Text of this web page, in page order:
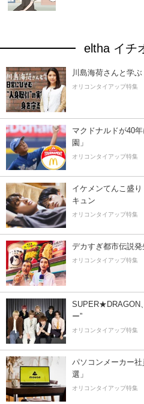
eltha イチ
川島海荷さんと学
オリコンタイアップ特集
マクドナルドが40
園」
オリコンタイアップ特集
イケメンてんこ盛
キュン
オリコンタイアップ特集
デカすぎ都市伝説
オリコンタイアップ特集
SUPER★DRAGON
ー”
オリコンタイアップ特集
パソコンメーカー
選」
オリコンタイアップ特集